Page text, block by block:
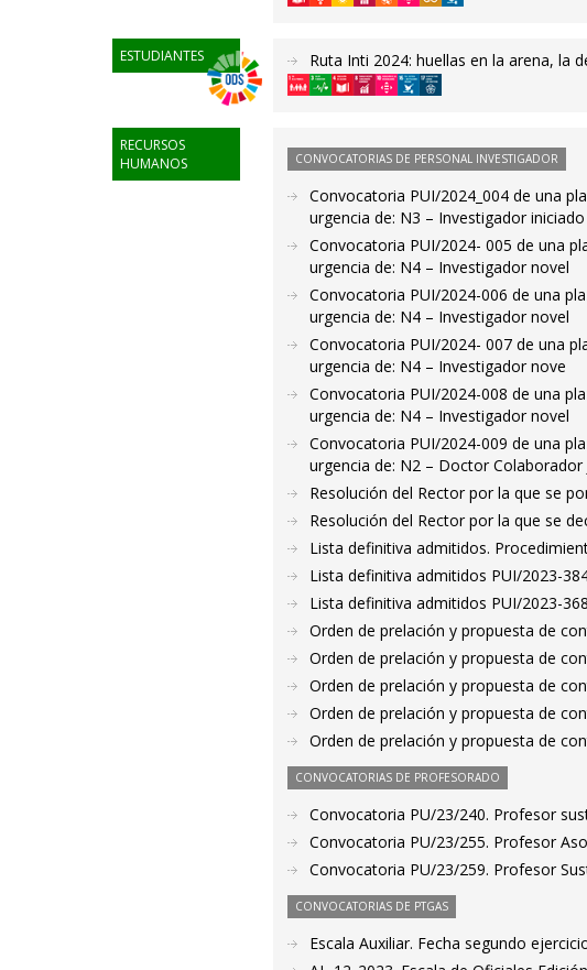
ESTUDIANTES Ruta Inti 2024: huellas en la arena, la
RECURSOS
HUMANOS
CONVOCATORIAS DE PERSONAL INVESTIGADOR
Convocatoria PUI/2024_004 de una
urgencia de: N3 – Investigador iniciado
Convocatoria PUI/2024- 005 de una
urgencia de: N4 – Investigador novel
Convocatoria PUI/2024-006 de una
urgencia de: N4 – Investigador novel
Convocatoria PUI/2024- 007 de una
urgencia de: N4 – Investigador nove
Convocatoria PUI/2024-008 de una
urgencia de: N4 – Investigador novel
Convocatoria PUI/2024-009 de una
urgencia de: N2 – Doctor Colaborador
Resolución del Rector por la que se
Resolución del Rector por la que se
Lista definitiva admitidos.
Lista definitiva admitidos PUI/2023-
Lista definitiva admitidos PUI/2023-368
Orden de prelación y propuesta de
Orden de prelación y propuesta de
Orden de prelación y propuesta de
Orden de prelación y propuesta de
Orden de prelación y propuesta de
CONVOCATORIAS DE PROFESORADO
Convocatoria PU/23/240. Profesor
Convocatoria PU/23/255. Profesor
Convocatoria PU/23/259. Profesor
CONVOCATORIAS DE PTGAS
Escala Auxiliar. Fecha segundo